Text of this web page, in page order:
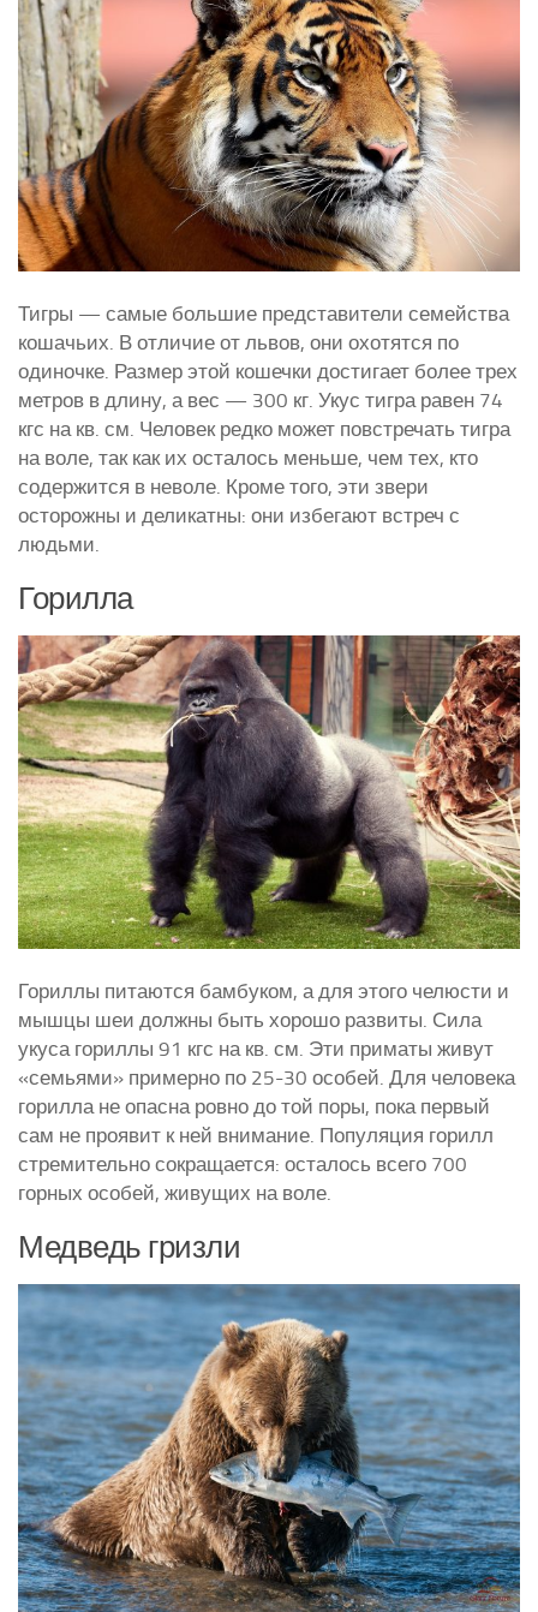
Тигры — самые большие представители семейства
кошачьих. В отличие от львов, они охотятся по
одиночке. Размер этой кошечки достигает более трех
метров в длину, а вес — 300 кг. Укус тигра равен 74
кгс на кв. см. Человек редко может повстречать тигра
на воле, так как их осталось меньше, чем тех, кто
содержится в неволе. Кроме того, эти звери
осторожны и деликатны: они избегают встреч с
людьми.
Горилла
Гориллы питаются бамбуком, а для этого челюсти и
мышцы шеи должны быть хорошо развиты. Сила
укуса гориллы 91 кгс на кв. см. Эти приматы живут
«семьями» примерно по 25-30 особей. Для человека
горилла не опасна ровно до той поры, пока первый
сам не проявит к ней внимание. Популяция горилл
стремительно сокращается: осталось всего 700
горных особей, живущих на воле.
Медведь гризли